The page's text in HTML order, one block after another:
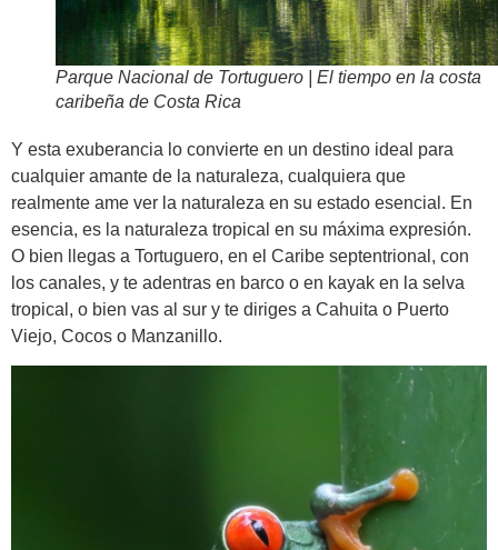
Parque Nacional de Tortuguero | El tiempo en la costa
caribeña de Costa Rica
Y esta exuberancia lo convierte en un destino ideal para
cualquier amante de la naturaleza, cualquiera que
realmente ame ver la naturaleza en su estado esencial. En
esencia, es la naturaleza tropical en su máxima expresión.
O bien llegas a Tortuguero, en el Caribe septentrional, con
los canales, y te adentras en barco o en kayak en la selva
tropical, o bien vas al sur y te diriges a Cahuita o Puerto
Viejo, Cocos o Manzanillo.